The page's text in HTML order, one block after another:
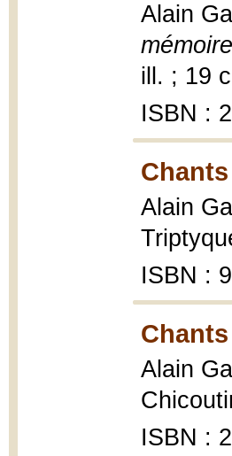
Alain
ill. ; 19
ISBN :
Alain
ISBN :
Alain
ISBN :